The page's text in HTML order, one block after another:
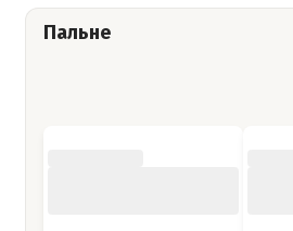
Пальне